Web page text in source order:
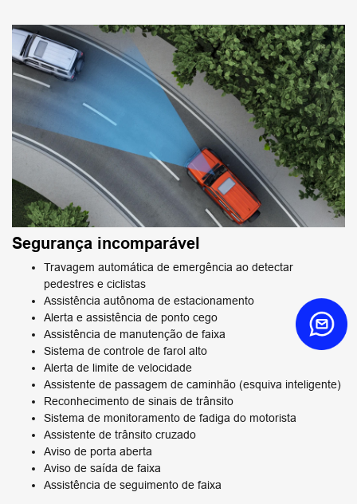
Segurança incomparável
Travagem automática de emergência ao detectar
pedestres e ciclistas
Assistência autônoma de estacionamento
Alerta e assistência de ponto cego
Assistência de manutenção de faixa
Sistema de controle de farol alto
Alerta de limite de velocidade
Assistente de passagem de caminhão (esquiva inteligente)
Reconhecimento de sinais de trânsito
Sistema de monitoramento de fadiga do motorista
Assistente de trânsito cruzado
Aviso de porta aberta
Aviso de saída de faixa
Assistência de seguimento de faixa